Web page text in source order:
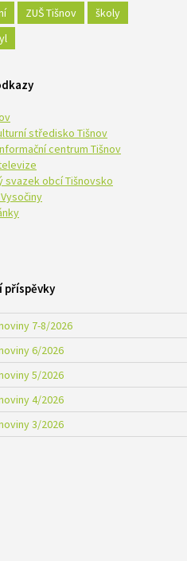
ZUŠ Tišnov
školy
středisko Tišnov
centrum Tišnov
svazek obcí Tišnovsko
příspěvky
7-8/2026
6/2026
5/2026
4/2026
3/2026